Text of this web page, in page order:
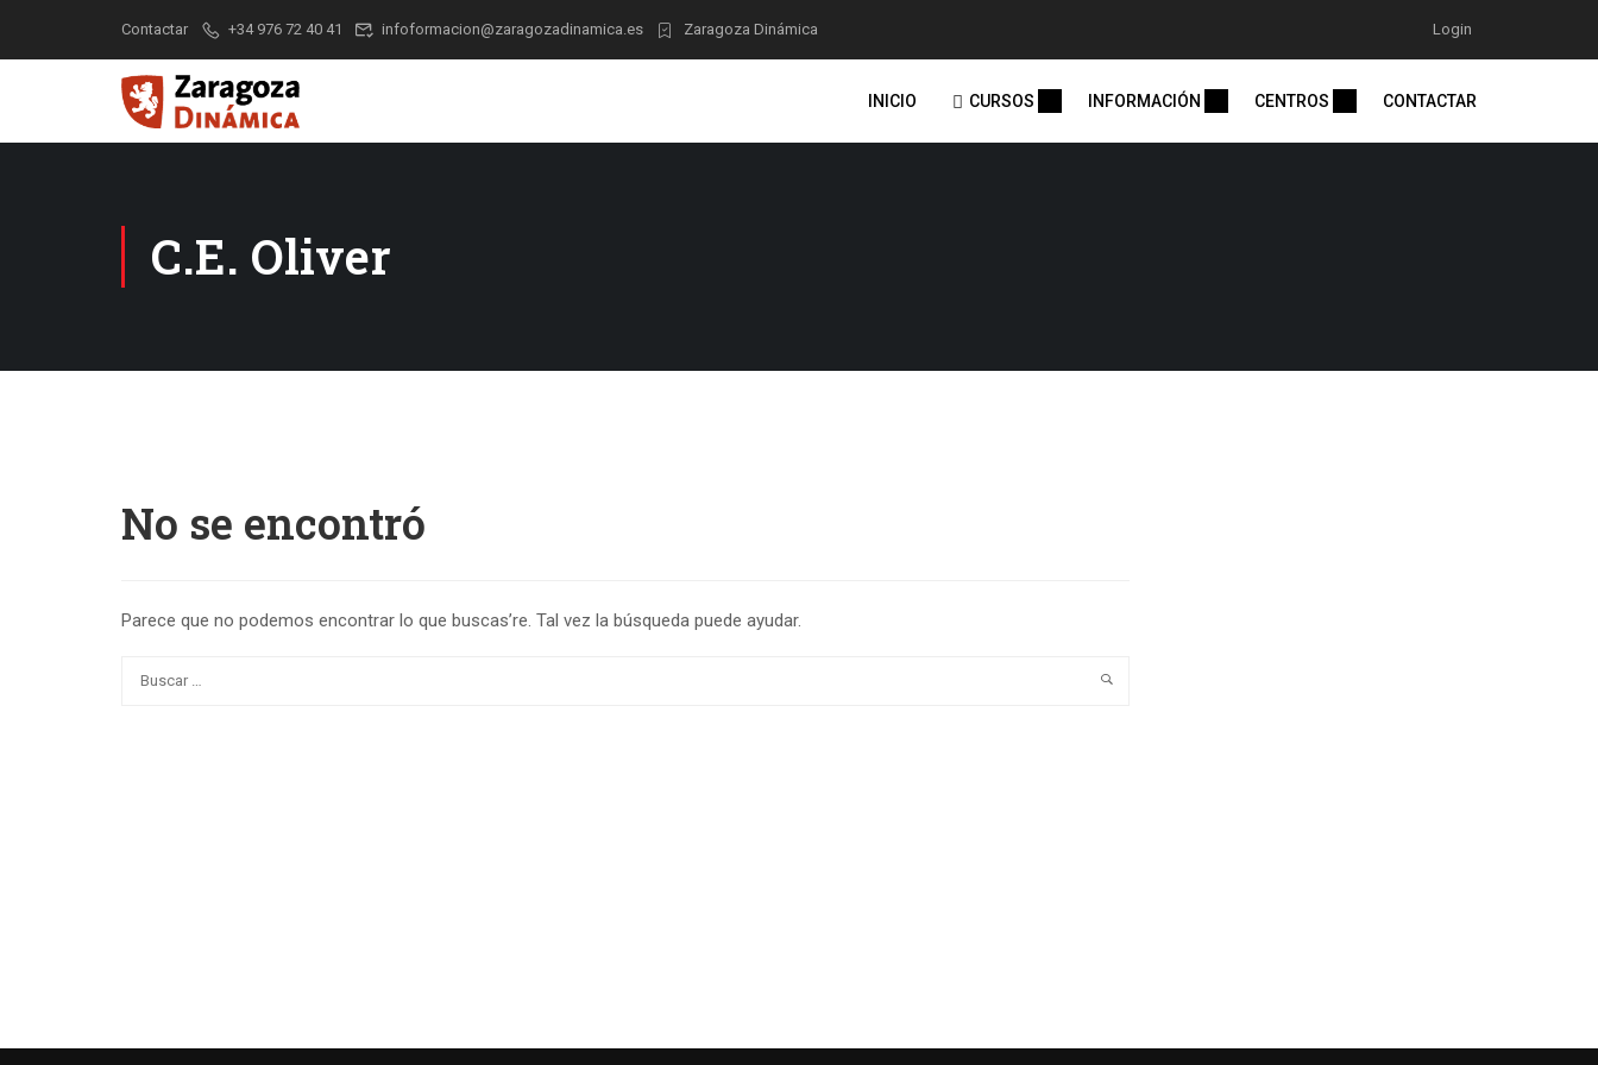
Contactar +34 976 72 40 41 infoformacion@zaragozadinamica.es Zaragoza Dinámica Login
INICIO CURSOS INFORMACIÓN CENTROS CONTACTAR
C.E. Oliver
No se encontró
Parece que no podemos encontrar lo que buscas’re. Tal vez la búsqueda puede ayudar.